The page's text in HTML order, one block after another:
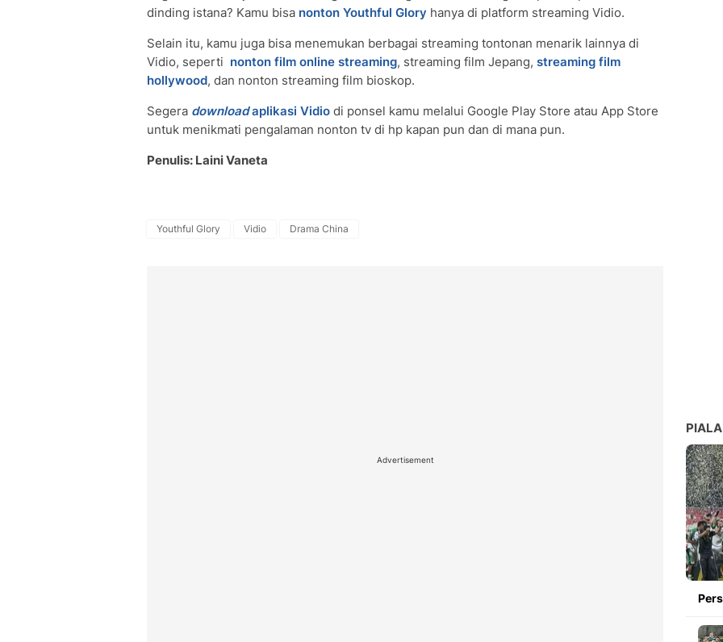
dinding istana? Kamu bisa nonton Youthful Glory hanya di platform streaming Vidio.
Selain itu, kamu juga bisa menemukan berbagai streaming tontonan menarik lainnya di
Vidio, seperti nonton film online streaming, streaming film Jepang, streaming film
hollywood, dan nonton streaming film bioskop.
Segera downloadaplikasi Vidio di ponsel kamu melalui Google Play Store atau App Store
untuk menikmati pengalaman nonton tv di hp kapan pun dan di mana pun.
Penulis: Laini Vaneta
Youthful Glory Vidio Drama China
Advertisement